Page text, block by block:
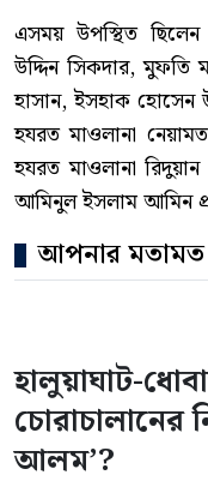
এসময় উপস্থিত
উদ্দিন সিকদার, মুফতি
হাসান, ইসহাক হোসেন
হযরত মাওলানা
হযরত মাওলানা
আমিনুল ইসলাম আমিন
আপনার
হালুয়াঘাট-
চোরাচালানের
আলম’?